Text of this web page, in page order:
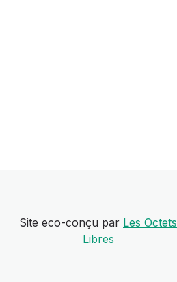
Site eco-conçu par Les Octets
Libres